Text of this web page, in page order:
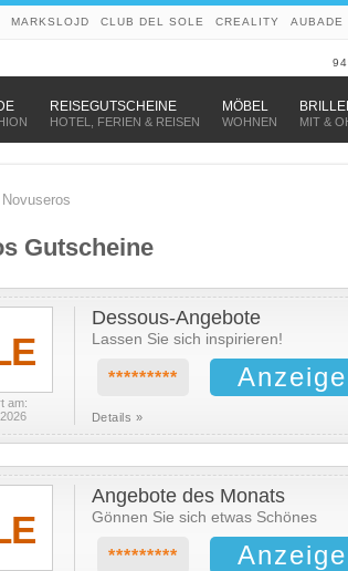
MARKSLOJD CLUB DEL SOLE CREALITY AUBADE
– REISEGUTSCHEINE–
HOTEL, FERIEN & REISEN
MÖBEL –
WOHNEN MIT &
Novuseros
Gutscheine
am:
Dessous-Angebote
Lassen Sie sich inspirieren!
*********
Details »
Angebote des Monats
Gönnen Sie sich etwas Schönes
*********